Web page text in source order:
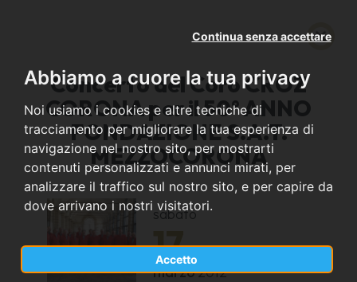
Abbiamo a cuore la tua privacy
Noi usiamo i cookies e altre tecniche di
tracciamento per migliorare la tua esperienza di
navigazione nel nostro sito, per mostrarti
contenuti personalizzati e annunci mirati, per
analizzare il traffico sul nostro sito, e per capire da
dove arrivano i nostri visitatori.
Accetto
Continua senza accettare
Concerto del Coro CROZ
CORONA per il 50° ANNO
FONDAZIONE S.A.T.
MEZZOCORONA
sabato
17
marzo2012